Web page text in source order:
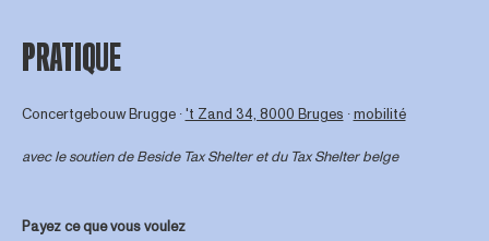
PRATIQUE
Concertgebouw Brugge ∙'t Zand 34, 8000 Bruges ∙mobilité
avec le soutien deBeside Tax Shelteret du Tax Shelter belge
Payez ce que vous voulez